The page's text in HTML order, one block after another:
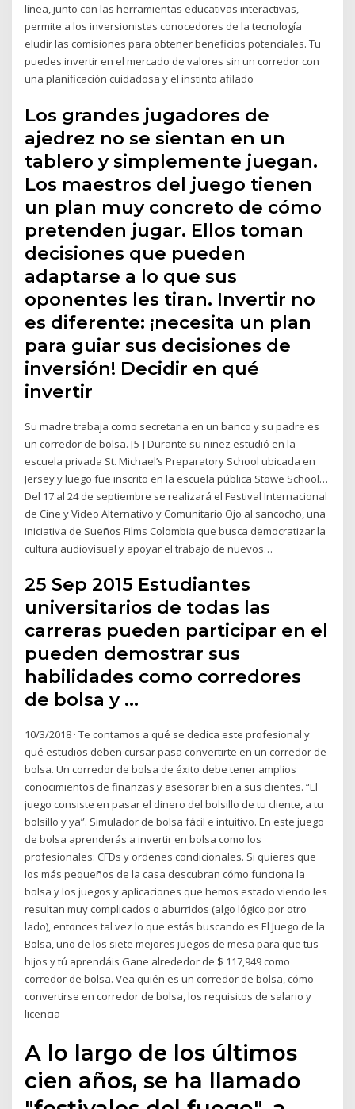
línea, junto con las herramientas educativas interactivas,
permite a los inversionistas conocedores de la tecnología
eludir las comisiones para obtener beneficios potenciales. Tu
puedes invertir en el mercado de valores sin un corredor con
una planificación cuidadosa y el instinto afilado
Los grandes jugadores de
ajedrez no se sientan en un
tablero y simplemente juegan.
Los maestros del juego tienen
un plan muy concreto de cómo
pretenden jugar. Ellos toman
decisiones que pueden
adaptarse a lo que sus
oponentes les tiran. Invertir no
es diferente: ¡necesita un plan
para guiar sus decisiones de
inversión! Decidir en qué
invertir
Su madre trabaja como secretaria en un banco y su padre es
un corredor de bolsa. [5 ] Durante su niñez estudió en la
escuela privada St. Michael’s Preparatory School ubicada en
Jersey y luego fue inscrito en la escuela pública Stowe School…
Del 17 al 24 de septiembre se realizará el Festival Internacional
de Cine y Video Alternativo y Comunitario Ojo al sancocho, una
iniciativa de Sueños Films Colombia que busca democratizar la
cultura audiovisual y apoyar el trabajo de nuevos…
25 Sep 2015 Estudiantes
universitarios de todas las
carreras pueden participar en el
pueden demostrar sus
habilidades como corredores
de bolsa y …
10/3/2018 · Te contamos a qué se dedica este profesional y
qué estudios deben cursar pasa convertirte en un corredor de
bolsa. Un corredor de bolsa de éxito debe tener amplios
conocimientos de finanzas y asesorar bien a sus clientes. “El
juego consiste en pasar el dinero del bolsillo de tu cliente, a tu
bolsillo y ya”. Simulador de bolsa fácil e intuitivo. En este juego
de bolsa aprenderás a invertir en bolsa como los
profesionales: CFDs y ordenes condicionales. Si quieres que
los más pequeños de la casa descubran cómo funciona la
bolsa y los juegos y aplicaciones que hemos estado viendo les
resultan muy complicados o aburridos (algo lógico por otro
lado), entonces tal vez lo que estás buscando es El Juego de la
Bolsa, uno de los siete mejores juegos de mesa para que tus
hijos y tú aprendáis Gane alrededor de $ 117,949 como
corredor de bolsa. Vea quién es un corredor de bolsa, cómo
convertirse en corredor de bolsa, los requisitos de salario y
licencia
A lo largo de los últimos
cien años, se ha llamado